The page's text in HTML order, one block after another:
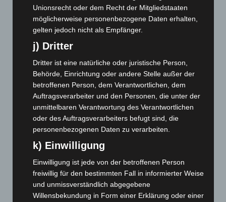
November 2024(94)
Oktober 2024(93)
September 2024(112)
August 2024 (107)
Juli 2024(89)
Juni 2024(107)
Mai 2024(149)
April 2024(102)
März 2024(103)
Februar 2024(103)
Januar 2024(111)
Dezember 2023
(130)
November 2023(130)
Unionsrecht oder dem Recht der Mitgliedstaaten
möglicherweise personenbezogene Daten erhalten,
gelten jedoch nicht als Empfänger.
j) Dritter
Dritter ist eine natürliche oder juristische Person,
Behörde, Einrichtung oder andere Stelle außer der
betroffenen Person, dem Verantwortlichen, dem
Auftragsverarbeiter und den Personen, die unter der
unmittelbaren Verantwortung des Verantwortlichen
oder des Auftragsverarbeiters befugt sind, die
personenbezogenen Daten zu verarbeiten.
k) Einwilligung
Einwilligung ist jede von der betroffenen Person
freiwillig für den bestimmten Fall in informierter Weise
und unmissverständlich abgegebene
Willensbekundung in Form einer Erklärung oder einer